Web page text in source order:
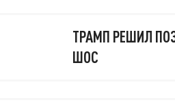
ТРАМП РЕШИЛ
ШОС